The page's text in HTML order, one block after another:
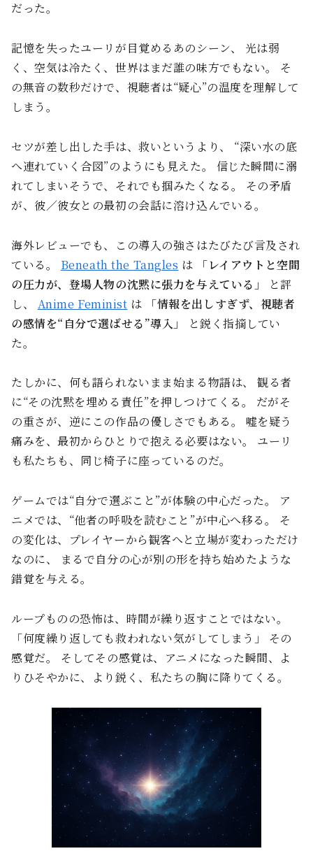
だった。
記憶を失ったユーリが目覚めるあのシーン、 光は弱
く、空気は冷たく、世界はまだ誰の味方でもない。 そ
の無音の数秒だけで、視聴者は“疑心”の温度を理解して
しまう。
セツが差し出した手は、救いというより、 “深い水の底
へ連れていく合図”のようにも見えた。 信じた瞬間に溺
れてしまいそうで、それでも掴みたくなる。 その矛盾
が、彼／彼女との最初の会話に溶け込んでいる。
海外レビューでも、この導入の強さはたびたび言及され
ている。 Beneath the Tangles は
「レイアウトと空間
の圧力が、登場人物の沈黙に張力を与えている」
と評
し、 Anime Feminist は
「情報を出しすぎず、視聴者
の感情を“自分で選ばせる”導入」
と鋭く指摘してい
た。
たしかに、何も語られないまま始まる物語は、 観る者
に“その沈黙を埋める責任”を押しつけてくる。 だがそ
の重さが、逆にこの作品の優しさでもある。 嘘を疑う
痛みを、最初からひとりで抱える必要はない。 ユーリ
も私たちも、同じ椅子に座っているのだ。
ゲームでは“自分で選ぶこと”が体験の中心だった。 ア
ニメでは、“他者の呼吸を読むこと”が中心へ移る。 そ
の変化は、プレイヤーから観客へと立場が変わっただけ
なのに、 まるで自分の心が別の形を持ち始めたような
錯覚を与える。
ループものの恐怖は、時間が繰り返すことではない。
「何度繰り返しても救われない気がしてしまう」 その
感覚だ。 そしてその感覚は、アニメになった瞬間、よ
りひそやかに、より鋭く、私たちの胸に降りてくる。